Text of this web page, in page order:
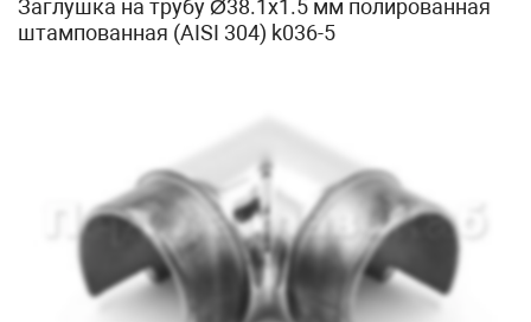
Заглушка на трубу Ø38.1х1.5 мм полированная
штампованная (AISI 304) k036-5